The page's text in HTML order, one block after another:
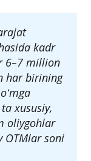
kadr
6–7 million
har birining
xususiy,
oliygohlar
OTMlar soni